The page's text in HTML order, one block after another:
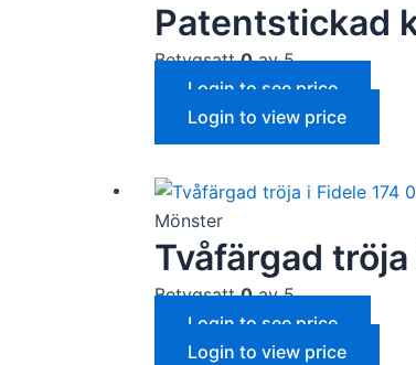
Patentstickad
Betygsatt0av 5
Login to see price
Login to view price
Mönster
Tvåfärgad
Betygsatt0av 5
Login to see price
Login to view price